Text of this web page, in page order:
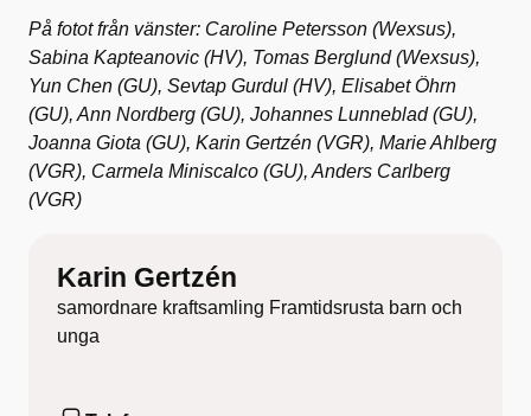
På fotot från vänster: Caroline Petersson (Wexsus),
Sabina Kapteanovic (HV), Tomas Berglund (Wexsus),
Yun Chen (GU), Sevtap Gurdul (HV), Elisabet Öhrn
(GU), Ann Nordberg (GU), Johannes Lunneblad (GU),
Joanna Giota (GU), Karin Gertzén (VGR), Marie Ahlberg
(VGR), Carmela Miniscalco (GU), Anders Carlberg
(VGR)
Karin Gertzén
samordnare kraftsamling Framtidsrusta barn och
unga